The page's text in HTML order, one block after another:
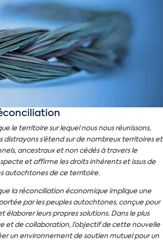
le territoire sur lequel nous nous réunissons,
distrayons s’étend sur de nombreux territoires et
ancestraux et non cédés à travers le
et affirme les droits inhérents et issus de
autochtones de ce territoire.
la réconciliation économique implique une
par les peuples autochtones, conçue pour
élaborer leurs propres solutions. Dans le plus
et de collaboration, l’objectif de cette nouvelle
un environnement de soutien mutuel pour un